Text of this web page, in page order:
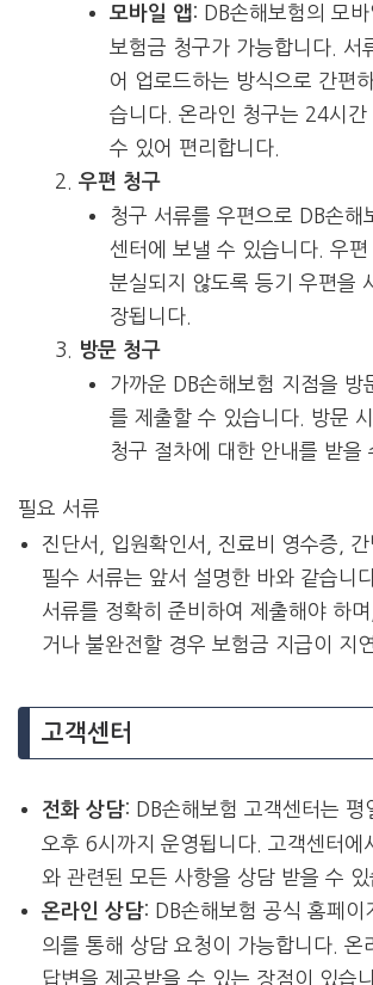
모바일 앱: DB손해보험의 모
보험금 청구가 가능합니다. 서
어 업로드하는 방식으로 간편
습니다. 온라인 청구는 24시간
수 있어 편리합니다.
우편 청구
청구 서류를 우편으로 DB손해
센터에 보낼 수 있습니다. 우
분실되지 않도록 등기 우편을
장됩니다.
방문 청구
가까운 DB손해보험 지점을 방
를 제출할 수 있습니다. 방문
청구 절차에 대한 안내를 받을
필요 서류
진단서, 입원확인서, 진료비 영수증,
필수 서류는 앞서 설명한 바와 같습니
서류를 정확히 준비하여 제출해야 하
거나 불완전할 경우 보험금 지급이 지
고객센터
전화 상담: DB손해보험 고객센터는 평
오후 6시까지 운영됩니다. 고객센터에
와 관련된 모든 사항을 상담 받을 수 있
온라인 상담: DB손해보험 공식 홈페이
의를 통해 상담 요청이 가능합니다. 온
답변을 제공받을 수 있는 장점이 있습